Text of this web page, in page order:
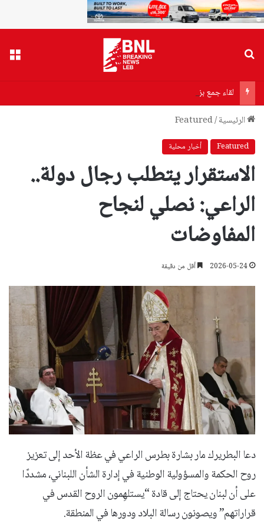
لقاء جمع بزشكيان بخامنئي اليوم.. ماذا دار بينهما؟
الرئيسية/
Featured
Featured أخبار محلية
الاستقرار يتطلب رجال دولة..
الراعي: نصلي لنجاح
المفاوضات
2026-05-24 أقل من دقيقة
دعا البطريرك مار بشارة بطرس الراعي في عظة الأحد إلى تعزيز
روح الحكمة والمسؤولية الوطنية في إدارة الشأن اللبناني، مشددًا
على أن لبنان يحتاج إلى قادة “يستلهِمون الروح القدس في
قراراتهم” ويصونون رسالة البلاد ودورها في المنطقة.